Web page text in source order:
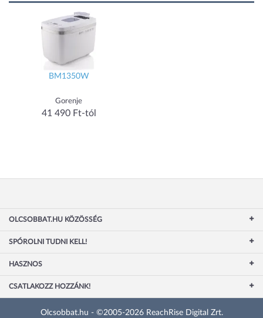
BM1350W
Gorenje
41 490 Ft-tól
OLCSOBBAT.HU KÖZÖSSÉG
SPÓROLNI TUDNI KELL!
HASZNOS
CSATLAKOZZ HOZZÁNK!
Olcsobbat.hu - ©2005-2026 ReachRise Digital Zrt.